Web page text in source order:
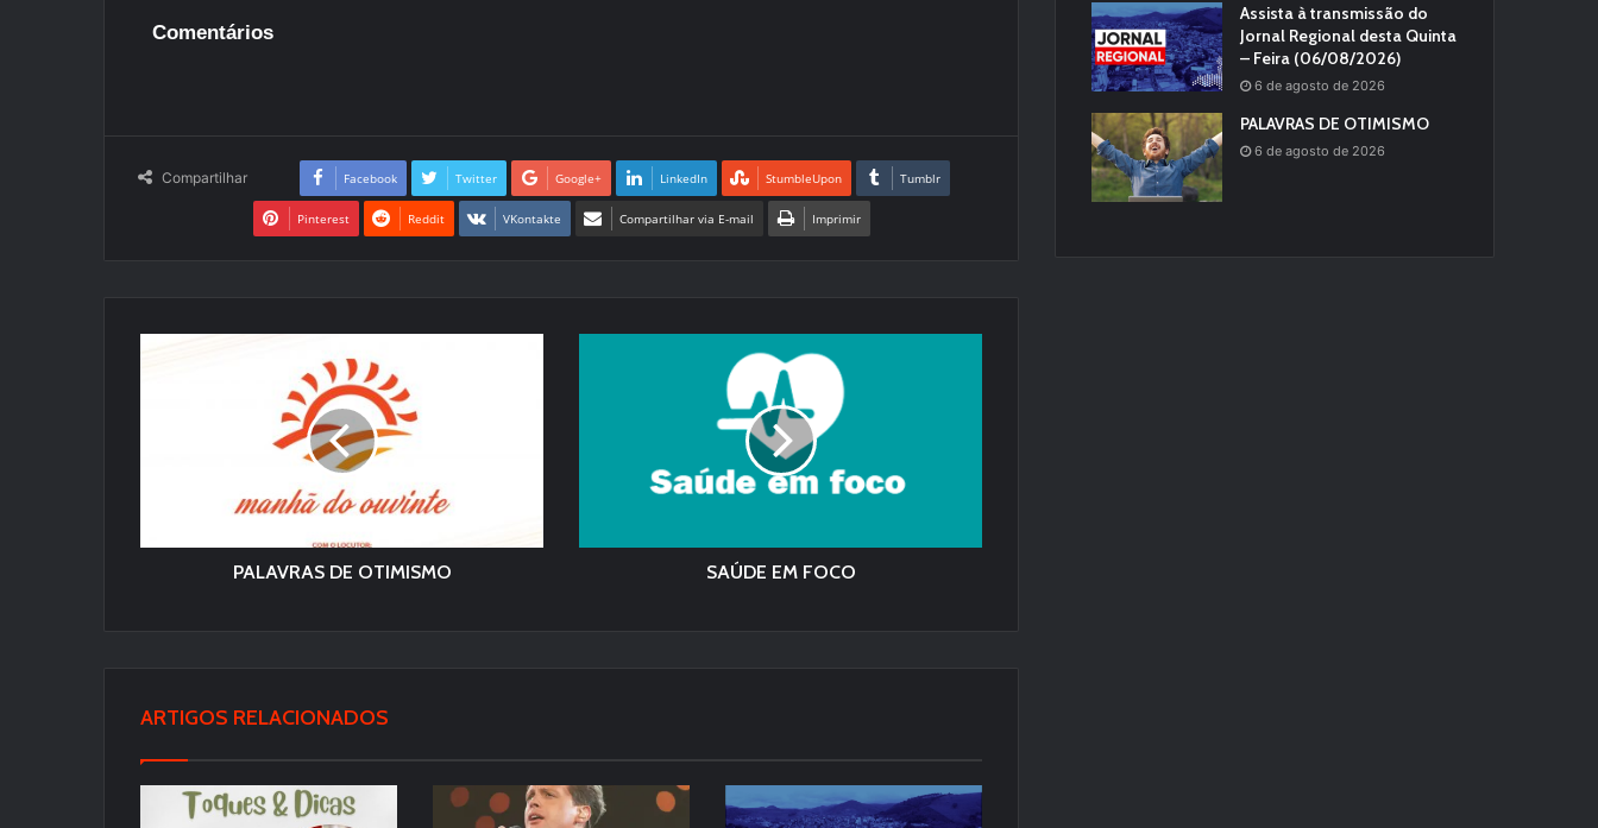
Comentários
Compartilhar Facebook Twitter Google+ LinkedIn StumbleUpon Tumblr
Pinterest Reddit VKontakte Compartilhar via E-mail Imprimir
PALAVRAS DE OTIMISMO SAÚDE EM FOCO
ARTIGOS RELACIONADOS
Assista à transmissão do
Jornal Regional desta Quinta
– Feira (06/08/2026)
6 de agosto de 2026
PALAVRAS DE OTIMISMO
6 de agosto de 2026